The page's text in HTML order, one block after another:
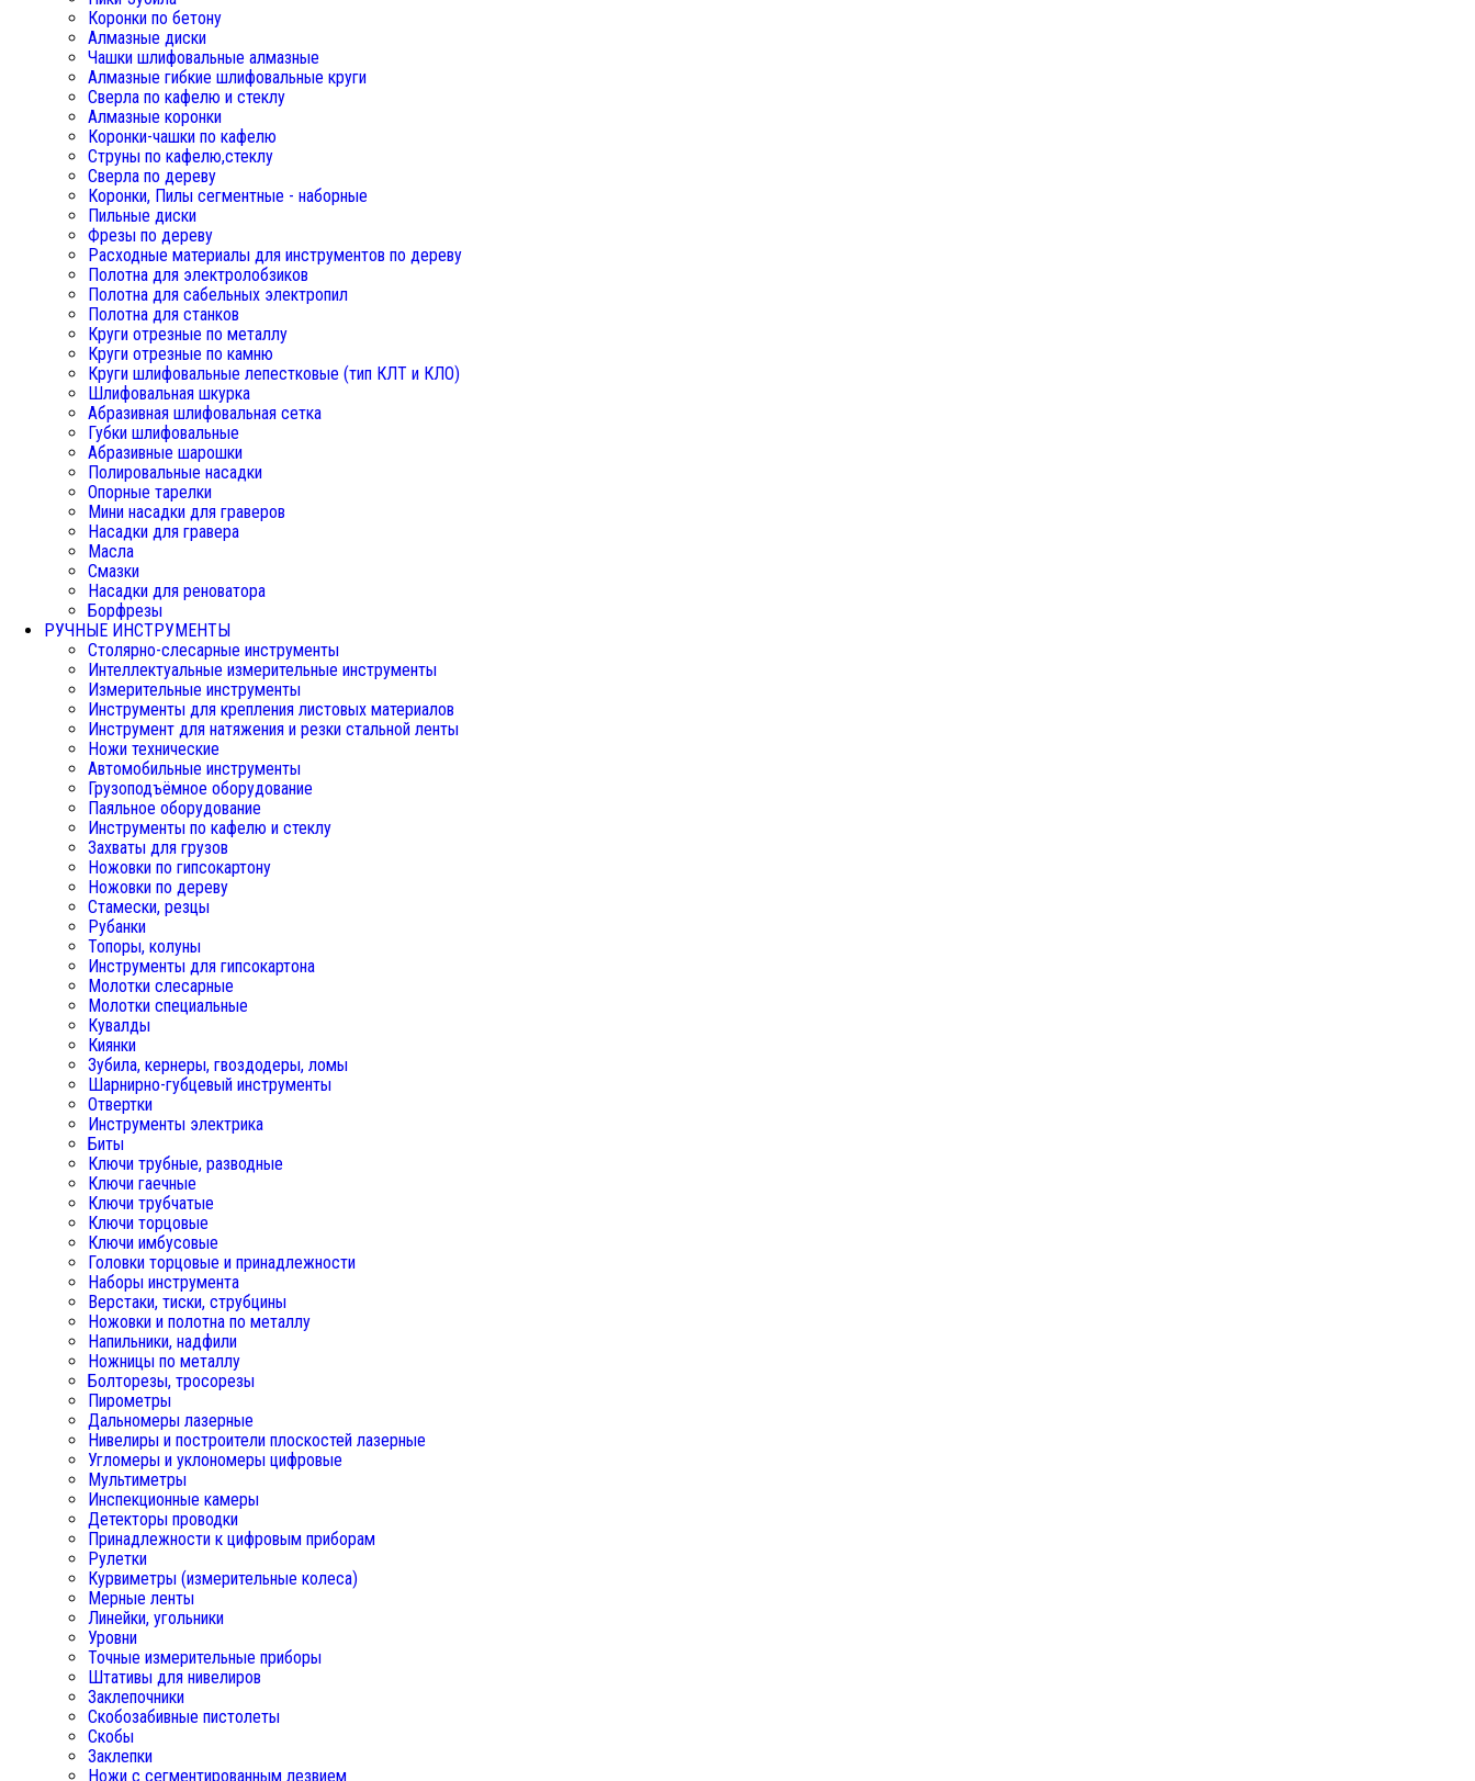
Коронки по бетону
Алмазные диски
Чашки шлифовальные алмазные
Алмазные гибкие шлифовальные круги
Сверла по кафелю и стеклу
Алмазные коронки
Коронки-чашки по кафелю
Струны по кафелю,стеклу
Сверла по дереву
Коронки, Пилы сегментные - наборные
Пильные диски
Фрезы по дереву
Расходные материалы для инструментов по дереву
Полотна для электролобзиков
Полотна для сабельных электропил
Полотна для станков
Круги отрезные по металлу
Круги отрезные по камню
Круги шлифовальные лепестковые (тип КЛТ и КЛО)
Шлифовальная шкурка
Абразивная шлифовальная сетка
Губки шлифовальные
Абразивные шарошки
Полировальные насадки
Опорные тарелки
Мини насадки для граверов
Насадки для гравера
Масла
Смазки
Насадки для реноватора
Борфрезы
РУЧНЫЕ ИНСТРУМЕНТЫ
Столярно-слесарные инструменты
Интеллектуальные измерительные инструменты
Измерительные инструменты
Инструменты для крепления листовых материалов
Инструмент для натяжения и резки стальной ленты
Ножи технические
Автомобильные инструменты
Грузоподъёмное оборудование
Паяльное оборудование
Инструменты по кафелю и стеклу
Захваты для грузов
Ножовки по гипсокартону
Ножовки по дереву
Стамески, резцы
Рубанки
Топоры, колуны
Инструменты для гипсокартона
Молотки слесарные
Молотки специальные
Кувалды
Киянки
Зубила, кернеры, гвоздодеры, ломы
Шарнирно-губцевый инструменты
Отвертки
Инструменты электрика
Биты
Ключи трубные, разводные
Ключи гаечные
Ключи трубчатые
Ключи торцовые
Ключи имбусовые
Головки торцовые и принадлежности
Наборы инструмента
Верстаки, тиски, струбцины
Ножовки и полотна по металлу
Напильники, надфили
Ножницы по металлу
Болторезы, тросорезы
Пирометры
Дальномеры лазерные
Нивелиры и построители плоскостей лазерные
Угломеры и уклономеры цифровые
Мультиметры
Инспекционные камеры
Детекторы проводки
Принадлежности к цифровым приборам
Рулетки
Курвиметры (измерительные колеса)
Мерные ленты
Линейки, угольники
Уровни
Точные измерительные приборы
Штативы для нивелиров
Заклепочники
Скобозабивные пистолеты
Скобы
Заклепки
Ножи с сегментированным лезвием